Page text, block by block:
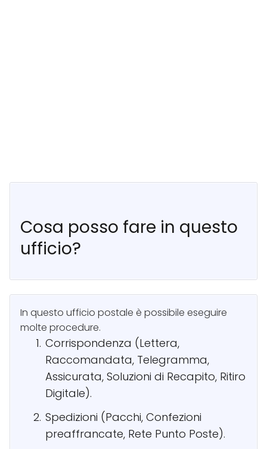
Cosa posso fare in questo
ufficio?
In questo ufficio postale è possibile eseguire
molte procedure.
Corrispondenza (Lettera,
Raccomandata, Telegramma,
Assicurata, Soluzioni di Recapito, Ritiro
Digitale).
Spedizioni (Pacchi, Confezioni
preaffrancate, Rete Punto Poste).